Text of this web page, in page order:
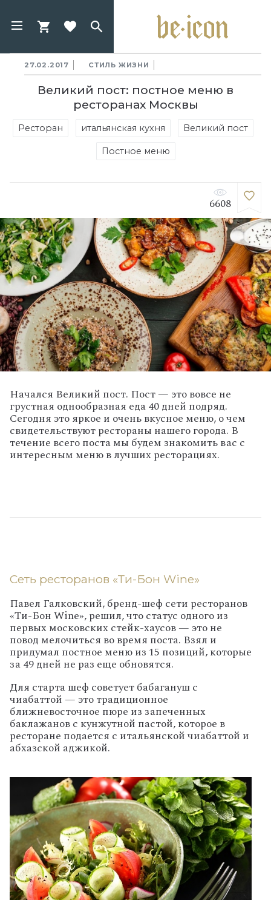
27.02.2017 СТИЛЬ ЖИЗНИ
Великий пост: постное меню в
ресторанах Москвы
Ресторан итальянская кухня Великий пост
Постное меню
6608
Начался Великий пост. Пост — это вовсе не
грустная однообразная еда 40 дней подряд.
Сегодня это яркое и очень вкусное меню, о чем
свидетельствуют рестораны нашего города. В
течение всего поста мы будем знакомить вас с
интересным меню в лучших ресторациях.
Сеть ресторанов «Ти-Бон Wine»
Павел Галковский, бренд-шеф сети ресторанов
«Ти-БонWine», решил, что статус одного из
первых московских стейк-хаусов — это не
повод мелочиться во время поста. Взял и
придумал постное меню из 15 позиций, которые
за 49 дней не раз еще обновятся.
Для старта шеф советует бабагануш с
чиабаттой — это традиционное
ближневосточное пюре из запеченных
баклажанов с кунжутной пастой, которое в
ресторане подается с итальянской чиабаттой и
абхазской аджикой.